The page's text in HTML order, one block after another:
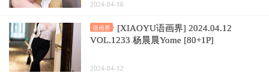
2024-04-16
语画界
[XIAOYU语画界] 2024.04.12
VOL.1233 杨晨晨Yome [80+1P]
2024-04-12